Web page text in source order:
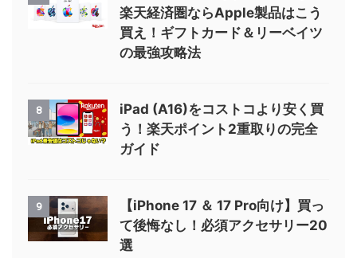
楽天経済圏ならApple製品はこう
買え！ギフトカード＆リーベイツ
の最強攻略法
8
iPad (A16)をコストコより安く買
う！楽天ポイント2重取りの完全
ガイド
9
【iPhone 17 ＆ 17 Pro向け】買っ
て後悔なし！必須アクセサリー20
選